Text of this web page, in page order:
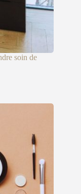
soin de